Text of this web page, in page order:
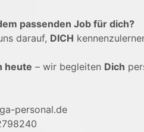
passenden Job für dich?
darauf, DICH
heute – wir begleiten Dich
personal.de